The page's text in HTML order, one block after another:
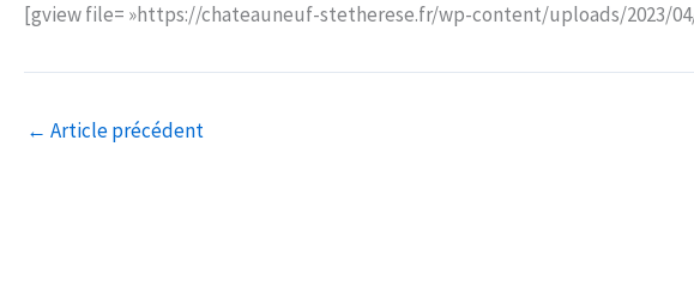
[gview file= »https://chateauneuf-stetherese.fr/wp-content/uploads/2023/
← Article précédent